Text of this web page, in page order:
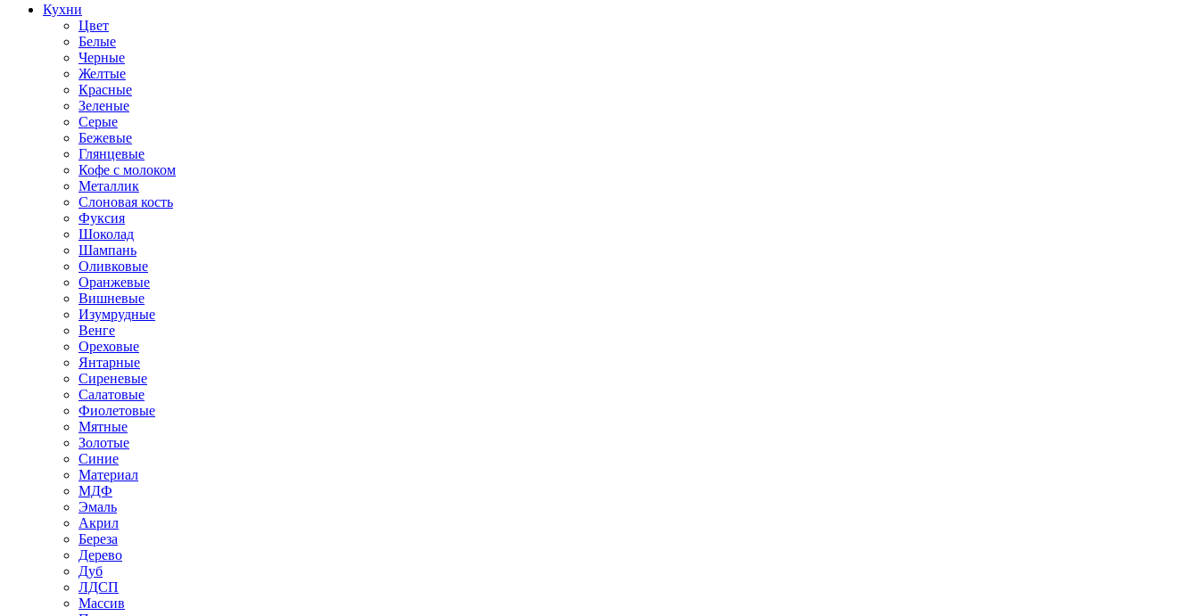
Кухни
Цвет
Белые
Черные
Желтые
Красные
Зеленые
Серые
Бежевые
Глянцевые
Кофе с молоком
Металлик
Слоновая кость
Фуксия
Шоколад
Шампань
Оливковые
Оранжевые
Вишневые
Изумрудные
Венге
Ореховые
Янтарные
Сиреневые
Салатовые
Фиолетовые
Мятные
Золотые
Синие
Материал
МДФ
Эмаль
Акрил
Береза
Дерево
Дуб
ЛДСП
Массив